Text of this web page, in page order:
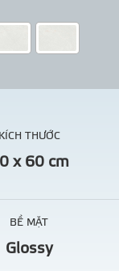
KÍCH THƯỚC
x 60 cm
BỀ MẶT
Glossy